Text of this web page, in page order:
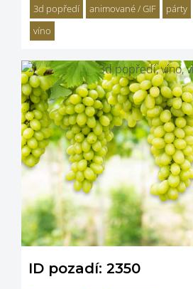
3d popředí animované / GIF párty
víno
ID pozadí: 2350